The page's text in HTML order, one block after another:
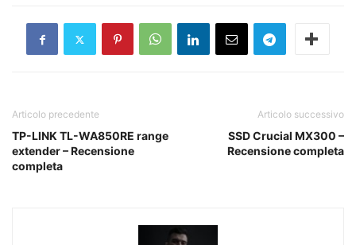
Articolo precedente
TP-LINK TL-WA850RE range
extender – Recensione
completa
Articolo successivo
SSD Crucial MX300 –
Recensione completa